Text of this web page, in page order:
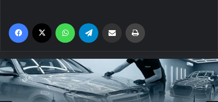
Facebook WhatsApp Email'den paylaş